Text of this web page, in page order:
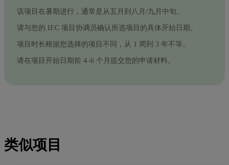
该项目在暑期进行，通常是从五月到八月/九月中旬。
请与您的 IEC 项目协调员确认所选项目的具体开始日期。
项目时长根据您选择的项目不同，从 1 周到 3 年不等。
请在项目开始日期前 4–6 个月提交您的申请材料。
类似项目